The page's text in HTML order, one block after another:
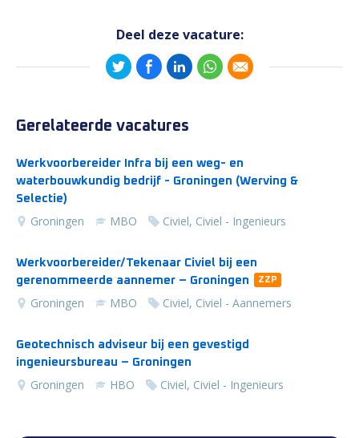
Deel deze vacature:
Gerelateerde vacatures
Werkvoorbereider Infra bij een weg- en
waterbouwkundig bedrijf - Groningen (Werving &
Selectie)
Groningen MBO Civiel, Civiel - Ingenieurs
Werkvoorbereider/Tekenaar Civiel bij een
gerenommeerde aannemer – Groningen
ZZP
Groningen MBO Civiel, Civiel - Aannemers
Geotechnisch adviseur bij een gevestigd
ingenieursbureau – Groningen
Groningen HBO Civiel, Civiel - Ingenieurs